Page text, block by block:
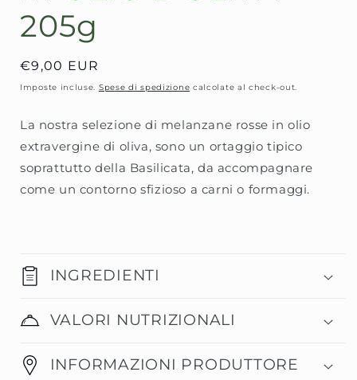
205g
Prezzo
di
€9,00 EUR
Imposte incluse. Spese di spedizione calcolate al check-out.
La nostra selezione di melanzane rosse in olio
extravergine di oliva, sono un ortaggio tipico
soprattutto della Basilicata, da accompagnare
come un contorno sfizioso a carni o formaggi.
INGREDIENTI
VALORI NUTRIZIONALI
INFORMAZIONI PRODUTTORE